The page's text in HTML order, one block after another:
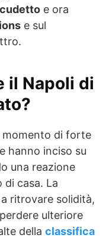
e ora
e sul
il Napoli di
momento di forte
hanno inciso su
una reazione
di casa. La
ritrovare solidità,
ulteriore
della classifica